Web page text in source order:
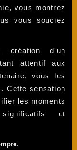
vous montrez
vous souciez
création d'un
attentif aux
vous les
Cette sensation
les moments
et